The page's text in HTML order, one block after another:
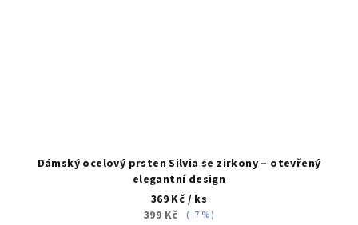
Dámský ocelový prsten Silvia se zirkony – otevřený
elegantní design
369 Kč / ks
399 Kč
(–7 %)